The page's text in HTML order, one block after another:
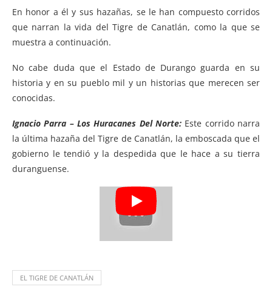
En honor a él y sus hazañas, se le han compuesto corridos
que narran la vida del Tigre de Canatlán, como la que se
muestra a continuación.
No cabe duda que el Estado de Durango guarda en su
historia y en su pueblo mil y un historias que merecen ser
conocidas.
Ignacio Parra – Los Huracanes Del Norte: Este corrido narra
la última hazaña del Tigre de Canatlán, la emboscada que el
gobierno le tendió y la despedida que le hace a su tierra
duranguense.
EL TIGRE DE CANATLÁN